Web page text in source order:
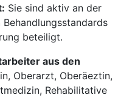
Sie sind aktiv an der
beteiligt.
aus den
Oberarzt, Oberäeztin,
Rehabilitative